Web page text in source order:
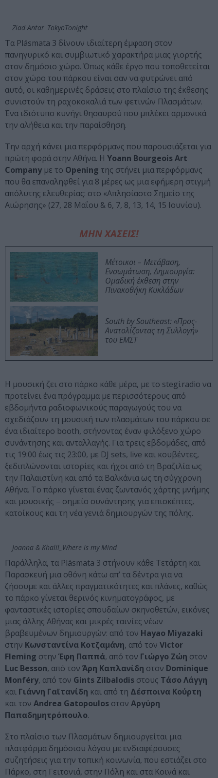
Ziad Antar_TokyoTonight
Τα Plásmata 3 δίνουν ιδιαίτερη έμφαση στον
πανηγυρικό και συμβιωτικό χαρακτήρα μιας γιορτής
στον δημόσιο χώρο. Όπως κάθε έργο που τοποθετείται
στον χώρο του πάρκου είναι σαν να φυτρώνει από
αυτό, οι καθημερινές δράσεις στο πλαίσιο της έκθεσης
συνιστούν τη ραχοκοκαλιά των φετινών Πλασμάτων.
Ένα ιδιότυπο κυνήγι θησαυρού που μπλέκει αρμονικά
την αλήθεια και την παραίσθηση.
Την αρχή κάνει μια περφόρμανς που παρουσιάζεται για
πρώτη φορά στην Αθήνα. Η Yoann Bourgeois Art
Company με το Opening της στήνει μια περφόρμανς
που θα επαναληφθεί για 8 μέρες ως μια εφήμερη στιγμή
απόλυτης ελευθερίας: στο «Απλησίαστο Σημείο της
Αιώρησης» (27, 28 Μαΐου & 6, 7, 8, 13, 14, 15 Ιουνίου).
ΜΗΝ ΧΑΣΕΙΣ!
Μέτοικοι – Μετάβαση,
Ενσωμάτωση, Δημιουργία:
Ομαδική έκθεση στην
Πινακοθήκη Κυκλάδων
South by Southeast: «Προς-
Ανατολίζοντας τη Συλλογή»
του ΕΜΣΤ
Η μουσική ζει στο πάρκο κάθε μέρα, με το stegi.radio να
προτείνει ένα πρόγραμμα με περισσότερους από
εβδομήντα ραδιοφωνικούς παραγωγούς του να
σχεδιάζουν τη μουσική των πλασμάτων του πάρκου σε
ένα ιδιαίτερο booth, στήνοντας έναν φιλόξενο χώρο
συνάντησης και ανταλλαγής. Για τρεις εβδομάδες, από
τις 19:00 έως τις 23:00, με DJ sets, live και κουβέντες,
ξεδιπλώνονται ιστορίες και ήχοι από τη Βραζιλία ως
την Παλαιστίνη και από τα Βαλκάνια ως τη σύγχρονη
Αθήνα. Το πάρκο γίνεται ένας ζωντανός χάρτης μνήμης
και μουσικής – σημείο συνάντησης για επισκέπτες,
κατοίκους και τη νέα γενιά δημιουργών της πόλης.
Joanna & Khalil_Where is my Mind
Παράλληλα, τα Plásmata 3 στήνουν κάθε Τετάρτη και
Παρασκευή μια οθόνη κάτω απ’ τα δέντρα για να
ζήσουμε και άλλες πραγματικότητες και πλάνες, καθώς
το πάρκο γίνεται θερινός κινηματογράφος, με
φανταστικές ιστορίες σπουδαίων σκηνοθετών, εικόνες
μιας άλλης Αθήνας και μικρές ταινίες νέων
βραβευμένων δημιουργών: από τον Hayao Miyazaki
στην Κωνσταντίνα Κοτζαμάνη, από τον Victor
Fleming στην Έφη Παππά, από τον Γιώργο Ζώη στον
Luc Besson, από τον Άρη Καπλανίδη στον Dominique
Monféry, από τον Gints Zilbalodis στους Τάσο Λάγγη
και Γιάννη Γαϊτανίδη και από τη Δέσποινα Κούρτη
και τον Andrea Gatopoulos στον Αργύρη
Παπαδημητρόπουλο.
Στο πλαίσιο των Πλασμάτων δημιουργείται μια
πλατφόρμα δημόσιου λόγου με ενδιαφέρουσες
συζητήσεις για την τοπική κοινωνία, που εστιάζει στο
Πάρκο, στη Γειτονιά, στην Πόλη και στα Κοινά και